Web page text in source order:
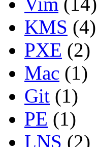
KMS (4)
PXE (2)
Mac (1)
Git (1)
PE (1)
LNS (2)